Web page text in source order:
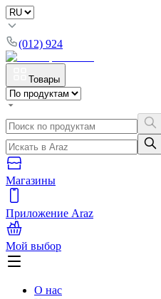
(012) 924
Товары
Магазины
Приложение Araz
Мой выбор
О нас